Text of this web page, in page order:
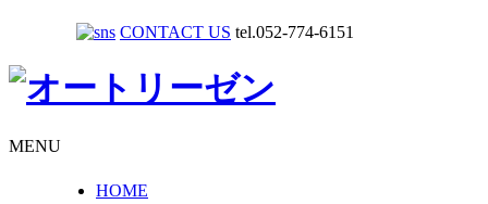
CONTACT US tel.052-774-6151
MENU
HOME